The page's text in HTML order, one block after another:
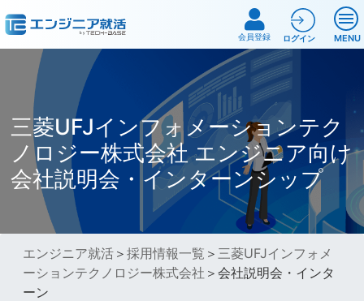
MENU
会員登録 ログイン
三菱UFJインフォメーションテク
ノロジー株式会社 エンジニア向け
会社説明会・インターンシップ
エンジニア就活 ＞採用情報一覧 ＞三菱UFJインフォメ
ーションテクノロジー株式会社 ＞会社説明会・インタ
ーン